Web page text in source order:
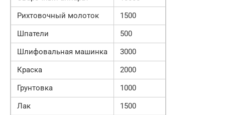
Рихтовочный молоток
1500
Шпатели
500
Шлифовальная машинка
3000
Краска
2000
Грунтовка
1000
Лак
1500